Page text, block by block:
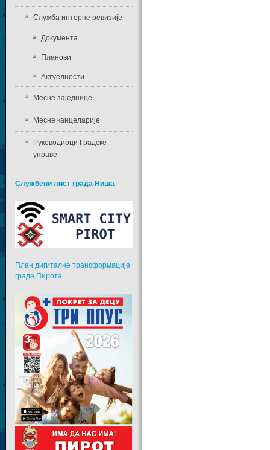
Служба интерне ревизије
Документа
Планови
Актуелности
Месне заједнице
Месне канцеларије
Руководиоци Градске
управе
Службени лист града Ниша
План дигиталне трансформације
града Пирота